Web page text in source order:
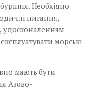
Необхідно
питання,
удосконаленням
морські
мають бути
Азово-